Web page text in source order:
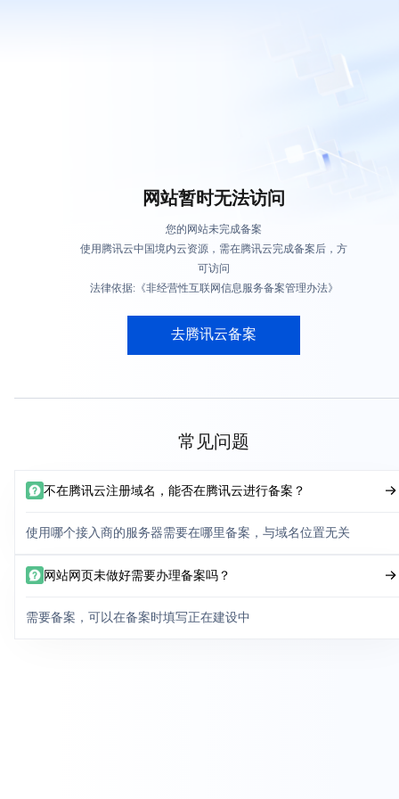
网站暂时无法访问
您的网站未完成备案
使用腾讯云中国境内云资源，需在腾讯云完成备案后，方
可访问
法律依据:《非经营性互联网信息服务备案管理办法》
去腾讯云备案
常见问题
不在腾讯云注册域名，能否在腾讯云进行备案？
使用哪个接入商的服务器需要在哪里备案，与域名位置无关
网站网页未做好需要办理备案吗？
需要备案，可以在备案时填写正在建设中